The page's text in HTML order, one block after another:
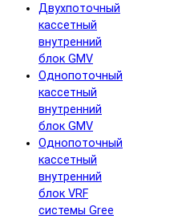
Двухпоточный
кассетный
внутренний
блок GMV
Однопоточный
кассетный
внутренний
блок GMV
Однопоточный
кассетный
внутренний
блок VRF
системы Gree